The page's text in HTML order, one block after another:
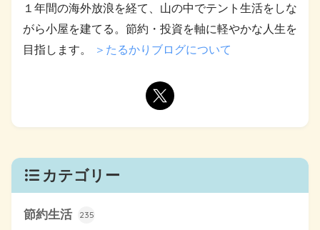
１年間の海外放浪を経て、山の中でテント生活をしな
がら小屋を建てる。節約・投資を軸に軽やかな人生を
目指します。
＞たるかりブログについて
カテゴリー
節約生活 235